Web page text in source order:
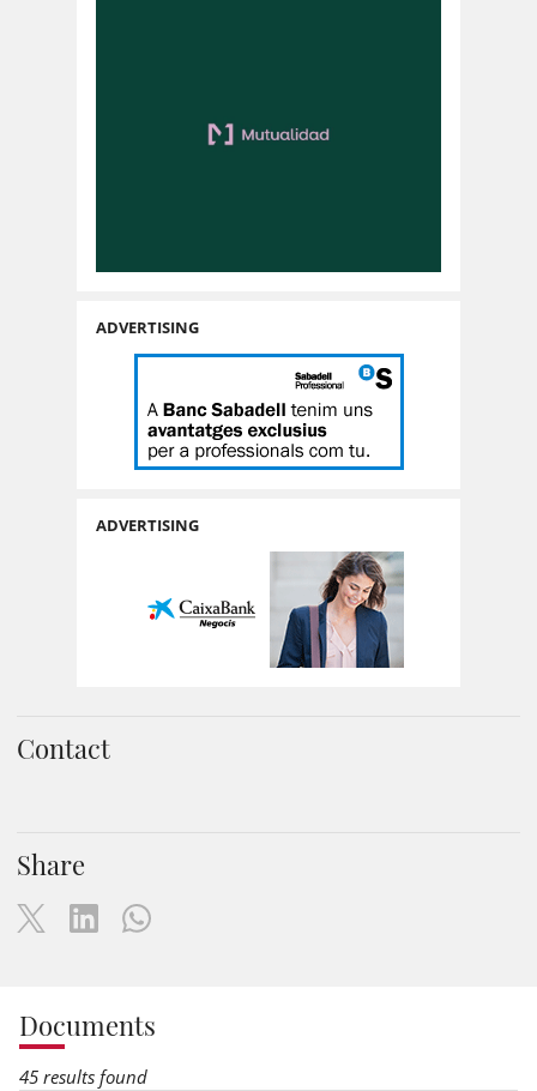
ADVERTISING
ADVERTISING
Contact
Share
Documents
45 results found